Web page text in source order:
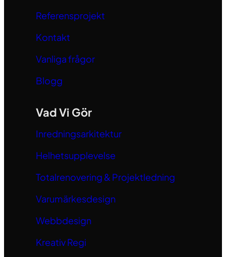
Referensprojekt
Kontakt
Vanliga frågor
Blogg
Vad Vi Gör
Inredningsarkitektur
Helhetsupplevelse
Totalrenovering & Projektledning
Varumärkesdesign
Webbdesign
Kreativ Regi